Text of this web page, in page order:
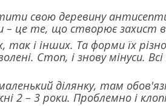
свою деревину
це те, що створює захист
так і інших. Та форми їх
Стоп, і знову мінуси.
ділянку, там
2 – 3 роки. Проблемно і